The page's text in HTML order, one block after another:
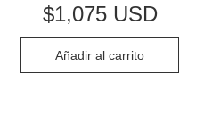
$1,075 USD
Añadir al carrito